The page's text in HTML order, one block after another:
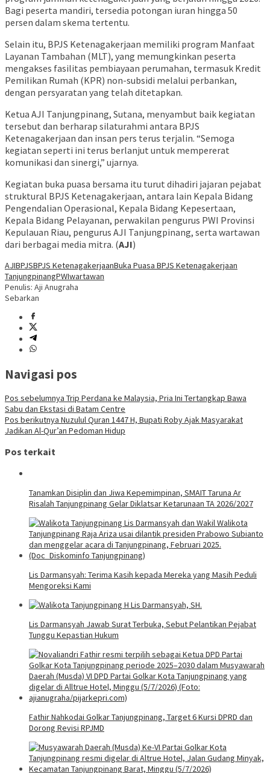
Bagi peserta mandiri, tersedia potongan iuran hingga 50
persen dalam skema tertentu.
Selain itu, BPJS Ketenagakerjaan memiliki program Manfaat
Layanan Tambahan (MLT), yang memungkinkan peserta
mengakses fasilitas pembiayaan perumahan, termasuk Kredit
Pemilikan Rumah (KPR) non-subsidi melalui perbankan,
dengan persyaratan yang telah ditetapkan.
Ketua AJI Tanjungpinang, Sutana, menyambut baik kegiatan
tersebut dan berharap silaturahmi antara BPJS
Ketenagakerjaan dan insan pers terus terjalin. “Semoga
kegiatan seperti ini terus berlanjut untuk mempererat
komunikasi dan sinergi,” ujarnya.
Kegiatan buka puasa bersama itu turut dihadiri jajaran pejabat
struktural BPJS Ketenagakerjaan, antara lain Kepala Bidang
Pengendalian Operasional, Kepala Bidang Kepesertaan,
Kepala Bidang Pelayanan, perwakilan pengurus PWI Provinsi
Kepulauan Riau, pengurus AJI Tanjungpinang, serta wartawan
dari berbagai media mitra. (AJI)
AJIBPJSBPJS KetenagakerjaanBuka Puasa BPJS Ketenagakerjaan
TanjungpinangPWIwartawan
Penulis: Aji Anugraha
Sebarkan
Navigasi pos
Pos sebelumnya Trip Perdana ke Malaysia, Pria Ini Tertangkap Bawa
Sabu dan Ekstasi di Batam Centre
Pos berikutnya Nuzulul Quran 1447 H, Bupati Roby Ajak Masyarakat
Jadikan Al-Qur’an Pedoman Hidup
Pos terkait
Tanamkan Disiplin dan Jiwa Kepemimpinan, SMAIT Taruna Ar
Risalah Tanjungpinang Gelar Diklatsar Ketarunaan TA 2026/2027
Lis Darmansyah: Terima Kasih kepada Mereka yang Masih Peduli
Mengoreksi Kami
Lis Darmansyah Jawab Surat Terbuka, Sebut Pelantikan Pejabat
Tunggu Kepastian Hukum
Fathir Nahkodai Golkar Tanjungpinang, Target 6 Kursi DPRD dan
Dorong Revisi RPJMD